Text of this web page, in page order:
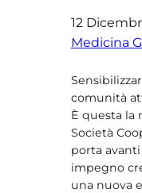
12
Medicina
comunità
È questa la
Società
porta
impegno
una nuova